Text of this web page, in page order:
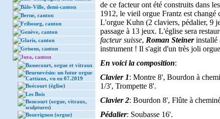
Bâle-Ville, demi-canton
Berne, canton
Fribourg, canton
Genève, canton
Glaris, canton
Grisons, canton
Jura, canton
Bassecourt, orgue et vitraux
Beurnevésin: un futur orgue
Cattiaux, vu en 07.2019
Boécourt (église)
Les Bois
Boncourt (orgue, vitraux,
sculptures)
Bourrignon (orgue)
de ce facteur ont été construits dans
1912, le vieil orgue Frantz est
L'orgue Kuhn (2 claviers, pédalier, 9
passage à 13 jeux. L'église sera
facteur suisse, Roman Steinerinstallé
instrument ! Il s'agit d'un très joli
En voici la composition:
Clavier 1: Montre 8', Bourdon à
1/3', Trompette 8'.
Clavier 2: Bourdon 8', Flûte à
Pédalier: Soubasse 16'.